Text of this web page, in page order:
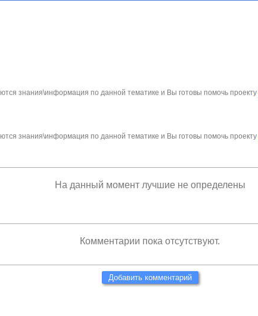
знания\информация по данной тематике и Вы готовы помочь проекту
знания\информация по данной тематике и Вы готовы помочь проекту
На данный момент лучшие не определены
Комментарии пока отсутствуют.
Добавить комментарий